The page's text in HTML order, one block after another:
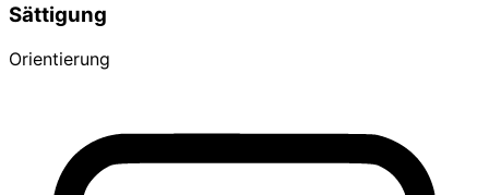
Sättigung
Orientierung